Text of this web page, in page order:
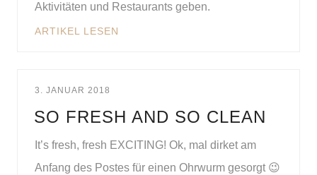
Aktivitäten und Restaurants geben.
ARTIKEL LESEN
3. JANUAR 2018
SO FRESH AND SO CLEAN
It’s fresh, fresh EXCITING! Ok, mal dirket am
Anfang des Postes für einen Ohrwurm gesorgt 😉